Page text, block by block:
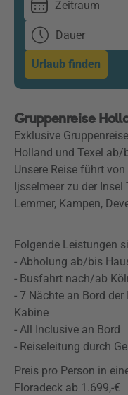
Zeitraum
Dauer
Urlaub finden
Gruppenreise
Exklusive
Holland und Texel ab/
Unsere Reise führt
Ijsselmeer zu der
Lemmer, Kampen,
Folgende Leistungen
- Abholung ab/bis
- Busfahrt nach/ab
- 7 Nächte an Bord
Kabine
- All Inclusive an Bord
- Reiseleitung durch
Preis pro Person in
Floradeck ab 1.699,-€